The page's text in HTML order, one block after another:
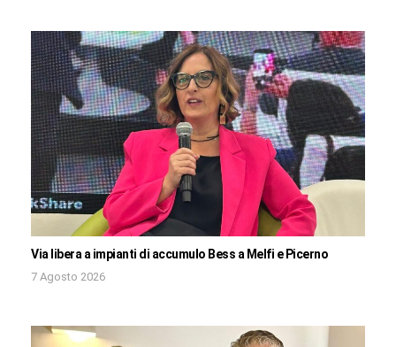
Via libera a impianti di accumulo Bess a Melfi e Picerno
7 Agosto 2026